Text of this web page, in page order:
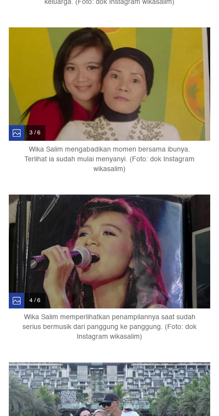
3 / 6
Wika Salim mengabadikan momen bersama ibunya.
Terlihat ia sudah mulai menyanyi. (Foto: dok Instagram
wikasalim)
4 / 6
Wika Salim memperlihatkan penampilannya saat sudah
serius bermusik dari panggung ke panggung. (Foto: dok
Instagram wikasalim)